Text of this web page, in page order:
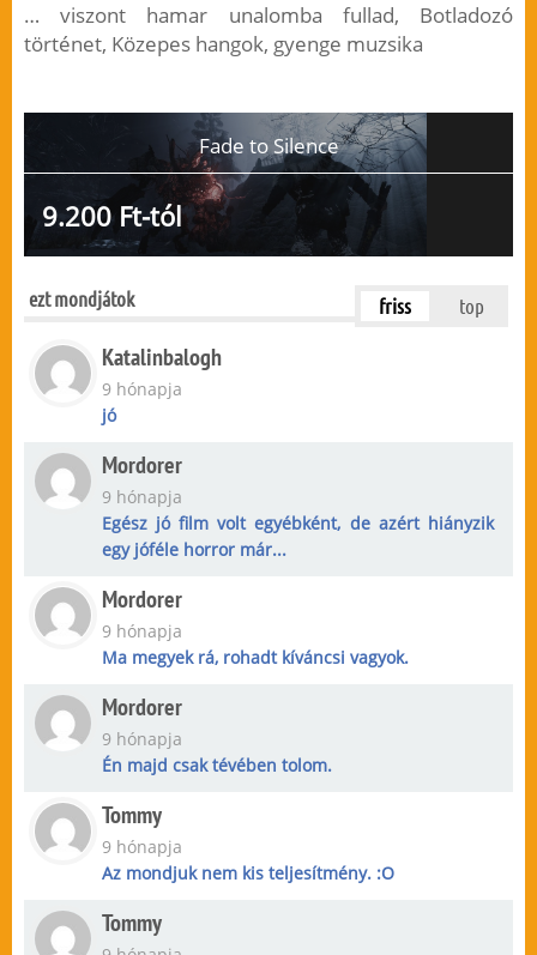
… viszont hamar unalomba fullad, Botladozó
történet, Közepes hangok, gyenge muzsika
Fade to Silence
9.200 Ft-tól
ezt mondjátok friss top
Katalinbalogh
9 hónapja
jó
Mordorer
9 hónapja
Egész jó film volt egyébként, de azért hiányzik
egy jóféle horror már...
Mordorer
9 hónapja
Ma megyek rá, rohadt kíváncsi vagyok.
Mordorer
9 hónapja
Én majd csak tévében tolom.
Tommy
9 hónapja
Az mondjuk nem kis teljesítmény. :O
Tommy